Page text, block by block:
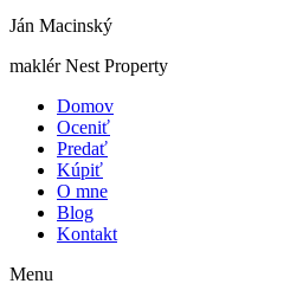
Ján Macinský
maklér Nest Property
Domov
Oceniť
Predať
Kúpiť
O mne
Blog
Kontakt
Menu